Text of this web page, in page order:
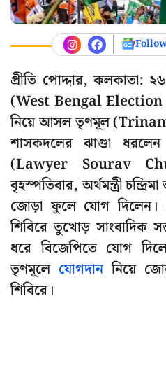
প্রীতি পোদ্দার, কলকাতা:
(West Bengal Election
নিয়ে আসল তৃণমূল
শাসকদলের ঝাণ্ডা
(Lawyer Sourav
বৃহস্পতিবার, অর্থমন্ত্রী
জোড়া ফুলে যোগ দিলেন।
শিবিরে তুখোড় সাংবাদিক
ধরে বিজেপিতে যোগ
তৃণমূলে যোগদাননিয়ে
শিবিরে।